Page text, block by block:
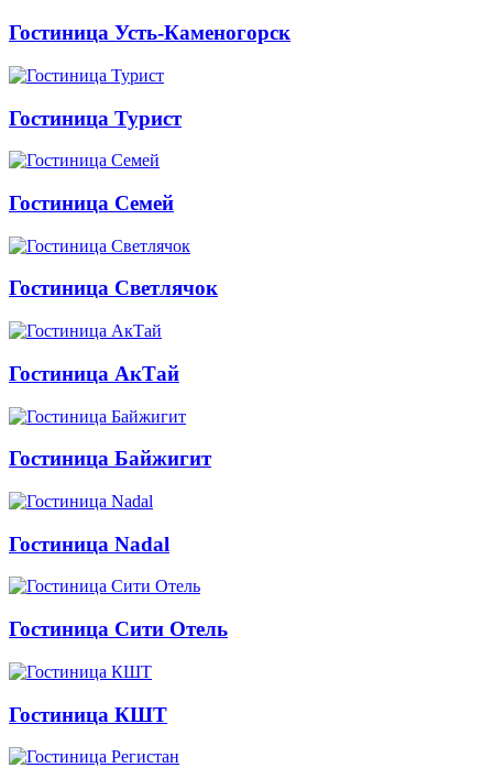
Гостиница Усть-Каменогорск
Гостиница Турист
Гостиница Семей
Гостиница Светлячок
Гостиница АкТай
Гостиница Байжигит
Гостиница Nadal
Гостиница Сити Отель
Гостиница КШТ